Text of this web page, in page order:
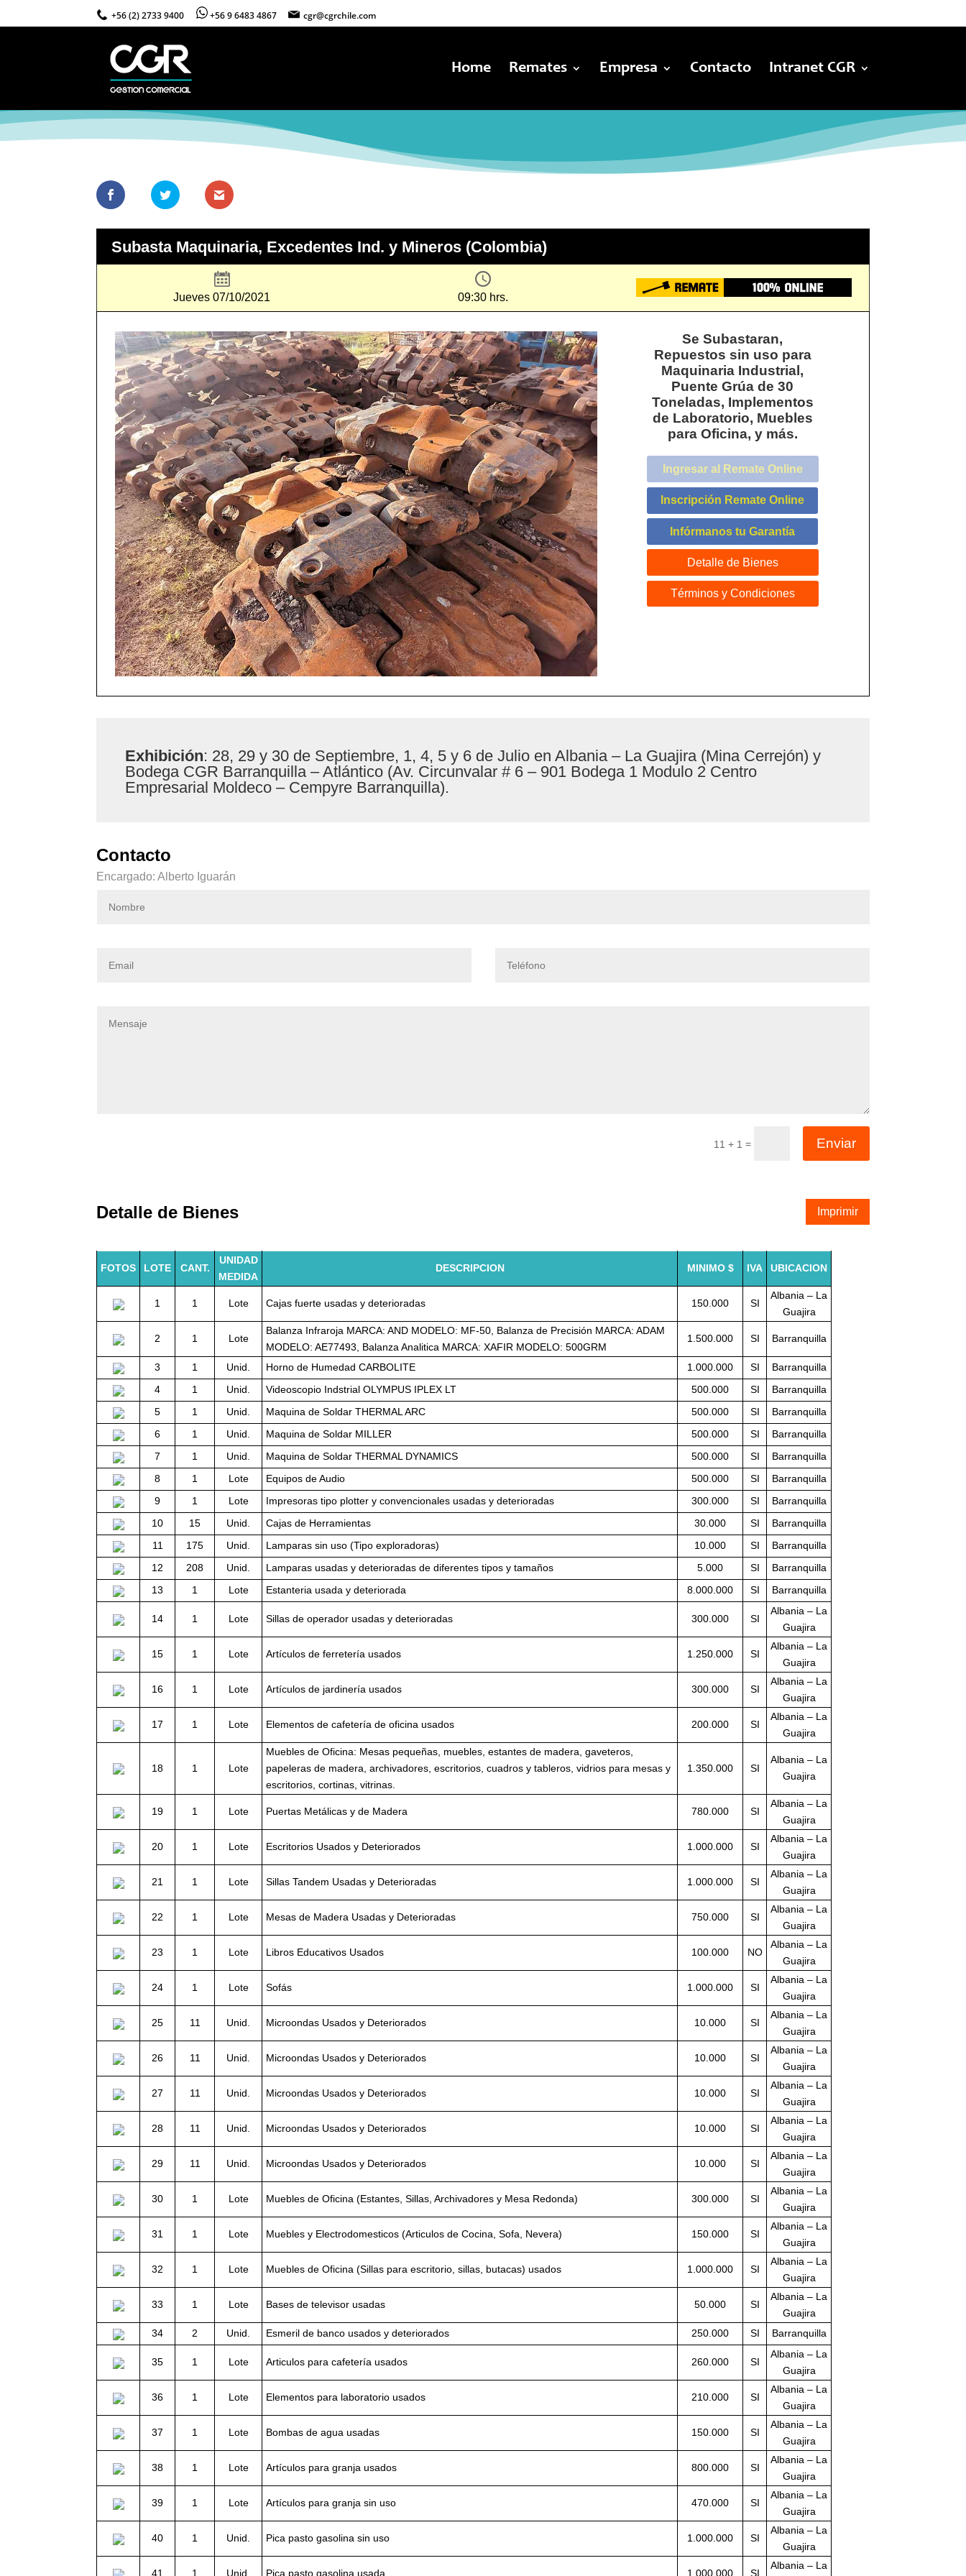
+56 (2) 2733 9400 +56 9 6483 4867 cgr@cgrchile.com
Home Remates Empresa Contacto Intranet CGR
Subasta Maquinaria, Excedentes Ind. y Mineros (Colombia)
Jueves 07/10/2021 09:30 hrs.
Se Subastaran,
Repuestos sin uso para
Maquinaria Industrial,
Puente Grúa de 30
Toneladas, Implementos
de Laboratorio, Muebles
para Oficina, y más.
Ingresar al Remate Online
Inscripción Remate Online
Infórmanos tu Garantía
Detalle de Bienes
Términos y Condiciones
Exhibición: 28, 29 y 30 de Septiembre, 1, 4, 5 y 6 de Julio en Albania – La Guajira (Mina Cerrejón) y
Bodega CGR Barranquilla – Atlántico (Av. Circunvalar # 6 – 901 Bodega 1 Modulo 2 Centro
Empresarial Moldeco – Cempyre Barranquilla).
Contacto
Encargado: Alberto Iguarán
11 + 1 = Enviar
Detalle de Bienes Imprimir
FOTOS LOTE CANT.
UNIDAD
MEDIDA
DESCRIPCION MINIMO $ IVA UBICACION
1 1 Lote Cajas fuerte usadas y deterioradas 150.000 SI
Albania – La
Guajira
2 1 Lote
Balanza Infraroja MARCA: AND MODELO: MF-50, Balanza de Precisión MARCA: ADAM
MODELO: AE77493, Balanza Analitica MARCA: XAFIR MODELO: 500GRM
1.500.000 SI Barranquilla
3 1 Unid. Horno de Humedad CARBOLITE 1.000.000 SI
Barranquilla
4
1 Unid. Videoscopio Indstrial OLYMPUS IPLEX LT 500.000 SI
Barranquilla
5
1 Unid. Maquina de Soldar THERMAL ARC 500.000 SI
Barranquilla
6
1 Unid. Maquina de Soldar MILLER 500.000 SI
Barranquilla
7
1 Unid. Maquina de Soldar THERMAL DYNAMICS 500.000 SI
Barranquilla
8
1 Lote Equipos de Audio 500.000 SI
Barranquilla
9
1 Lote Impresoras tipo plotter y convencionales usadas y deterioradas 300.000 SI
Barranquilla
10
15 Unid. Cajas de Herramientas 30.000 SI
Barranquilla
11
175 Unid. Lamparas sin uso (Tipo exploradoras) 10.000 SI
Barranquilla
12
208 Unid. Lamparas usadas y deterioradas de diferentes tipos y tamaños 5.000 SI
Barranquilla
13
1 Lote Estanteria usada y deteriorada 8.000.000 SI Barranquilla
14 1 Lote Sillas de operador usadas y deterioradas 300.000 SI
Albania – La
Guajira
15 1 Lote Artículos de ferretería usados 1.250.000 SI
Albania – La
Guajira
16 1 Lote Artículos de jardinería usados 300.000 SI
Albania – La
Guajira
17 1 Lote Elementos de cafetería de oficina usados 200.000 SI
Albania – La
Guajira
18 1 Lote
Muebles de Oficina: Mesas pequeñas, muebles, estantes de madera, gaveteros,
papeleras de madera, archivadores, escritorios, cuadros y tableros, vidrios para mesas y
escritorios, cortinas, vitrinas.
1.350.000 SI
Albania – La
Guajira
19 1 Lote Puertas Metálicas y de Madera 780.000 SI
Albania – La
Guajira
20 1 Lote Escritorios Usados y Deteriorados 1.000.000 SI
Albania – La
Guajira
21 1 Lote Sillas Tandem Usadas y Deterioradas 1.000.000 SI
Albania – La
Guajira
22 1 Lote Mesas de Madera Usadas y Deterioradas 750.000 SI
Albania – La
Guajira
23 1 Lote Libros Educativos Usados 100.000 NO
Albania – La
Guajira
24 1 Lote Sofás 1.000.000 SI
Albania – La
Guajira
25 11 Unid. Microondas Usados y Deteriorados 10.000 SI
Albania – La
Guajira
26 11 Unid. Microondas Usados y Deteriorados 10.000 SI
Albania – La
Guajira
27 11 Unid. Microondas Usados y Deteriorados 10.000 SI
Albania – La
Guajira
28 11 Unid. Microondas Usados y Deteriorados 10.000 SI
Albania – La
Guajira
29 11 Unid. Microondas Usados y Deteriorados 10.000 SI
Albania – La
Guajira
30 1 Lote Muebles de Oficina (Estantes, Sillas, Archivadores y Mesa Redonda) 300.000 SI
Albania – La
Guajira
31 1 Lote Muebles y Electrodomesticos (Articulos de Cocina, Sofa, Nevera) 150.000 SI
Albania – La
Guajira
32 1 Lote Muebles de Oficina (Sillas para escritorio, sillas, butacas) usados 1.000.000 SI
Albania – La
Guajira
33 1 Lote Bases de televisor usadas 50.000 SI
Albania – La
Guajira
34
2 Unid. Esmeril de banco usados y deteriorados 250.000 SI Barranquilla
35 1 Lote Articulos para cafetería usados 260.000 SI
Albania – La
Guajira
36 1 Lote Elementos para laboratorio usados 210.000 SI
Albania – La
Guajira
37 1 Lote Bombas de agua usadas 150.000 SI
Albania – La
Guajira
38 1 Lote Artículos para granja usados 800.000 SI
Albania – La
Guajira
39 1 Lote Artículos para granja sin uso 470.000 SI
Albania – La
Guajira
40 1 Unid. Pica pasto gasolina sin uso 1.000.000 SI
Albania – La
Guajira
41 1 Unid. Pica pasto gasolina usada 1.000.000 SI
Albania – La